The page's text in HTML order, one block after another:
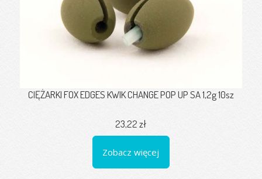
CIĘŻARKI FOX EDGES KWIK CHANGE POP UP SA 1,2g 10sz
23,22 zł
Zobacz więcej